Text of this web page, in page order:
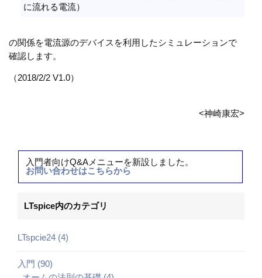
に流れる電流）
の関係を電流源のデバイスを利用したシミュレーションで
確認します。
（2018/2/2 V1.0）
<神崎康宏>
入門者向けQ&Aメニューを新設しました。
お問い合わせはこちらから
LTspice内のカテゴリ
LTspcie24 (4)
入門 (90)